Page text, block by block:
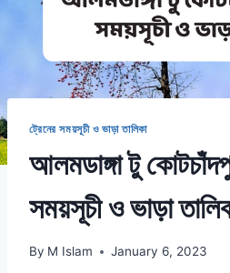
ট্রেনের সময়সূচী ও ভাড়া তালিকা
আলমডাঙ্গা টু
সময়সূচী ও ভাড়া
By M Islam January 6, 2023